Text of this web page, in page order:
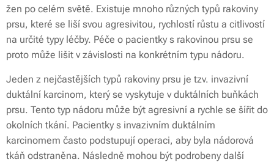
žen po celém světě. Existuje mnoho různých typů rakoviny
prsu, které se liší svou agresivitou, rychlostí růstu a citlivostí
na určité typy léčby. Péče o pacientky s rakovinou prsu se
proto může lišit v závislosti na konkrétním typu nádoru.
Jeden z nejčastějších typů rakoviny prsu je tzv. invazivní
duktální karcinom, který se vyskytuje v duktálních buňkách
prsu. Tento typ nádoru může být agresivní a rychle se šířit do
okolních tkání. Pacientky s invazivním duktálním
karcinomem často podstupují operaci, aby byla nádorová
tkáň odstraněna. Následně mohou být podrobeny další